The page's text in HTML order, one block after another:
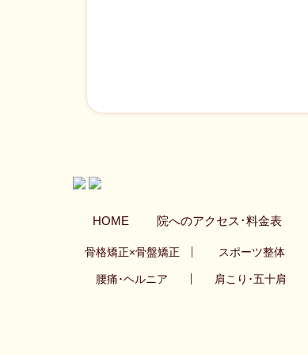
HOME 院へのアクセス･料金表
骨格矯正×骨盤矯正 スポーツ整体
腰痛･ヘルニア 肩こり･五十肩